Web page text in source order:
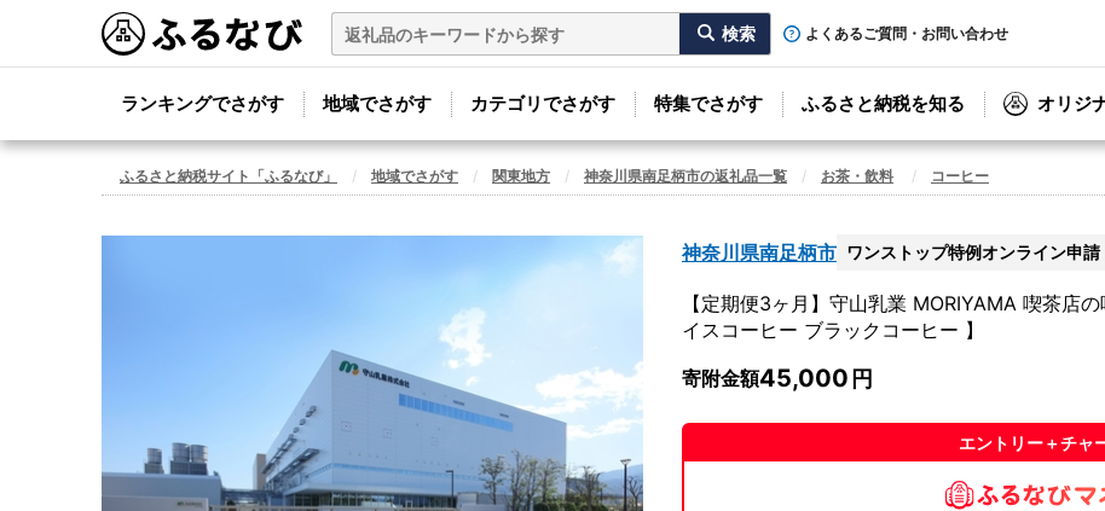
よくあるご質問・お問い合わせ
ランキングでさがす 地域でさがす カテゴリでさがす 特集でさがす ふるさと納税を知る オリジ
ふるさと納税サイト「ふるなび」 地域でさがす 関東地方 神奈川県南足柄市の返礼品一覧 お茶・飲料 コーヒー
神奈川県南足柄市 ワンストップ特例オンライン申請
【定期便3ヶ月】守山乳業 MORIYAMA 喫茶店
イスコーヒー ブラックコーヒー 】
寄附金額45,000
エントリー＋チャ